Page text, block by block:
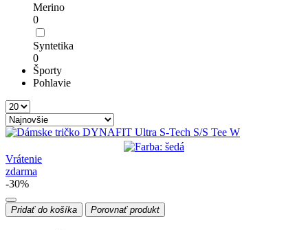
Merino
0
Syntetika
0
Športy
Pohlavie
Vrátenie
zdarma
-30%
Pridať do košíka Porovnať produkt